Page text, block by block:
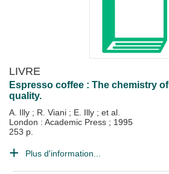
LIVRE
Espresso coffee : The chemistry of
quality.
A. Illy ; R. Viani ; E. Illy ; et al.
London : Academic Press ; 1995
253 p.
Plus d'information...